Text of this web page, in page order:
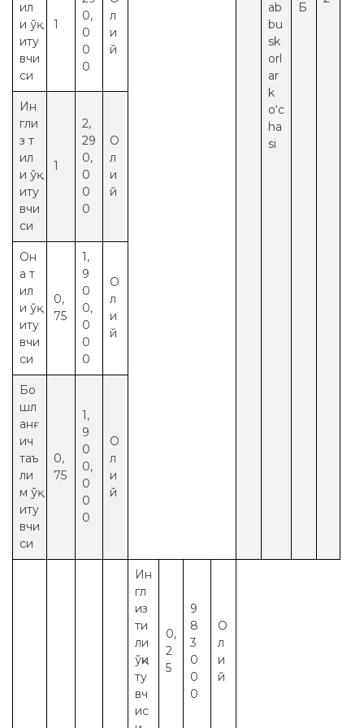
ab
bu
sk
orl
ar
k
o‘c
ha
si
Б
ил
и ўқ
иту
вчи
си
1
0,
0
0
0
л
и
й
Ин
гли
з т
ил
и ўқ
иту
вчи
си
1
2,
29
0,
0
0
0
О
л
и
й
Он
а т
ил
и ўқ
иту
вчи
си
0,
75
1,
9
0
0,
0
0
0
О
л
и
й
Бо
шл
анғ
ич
таъ
ли
м ўқ
иту
вчи
си
0,
75
1,
9
0
0,
0
0
0
О
л
и
й
Ин
гл
из
ти
ли
ўқи
ту
вч
ис
0,
2
5
9
8
3
0
0
0
О
л
и
й